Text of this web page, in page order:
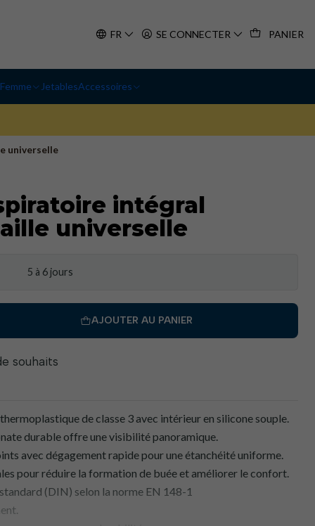
FR SE CONNECTER PANIER
Femme JetablesAccessoires
universelle
intégral
universelle
5 à 6 jours
AJOUTER AU PANIER
souhaits
de classe 3 avec intérieur en silicone souple.
durable offre une visibilité panoramique.
avec dégagement rapide pour une étanchéité uniforme.
pour réduire la formation de buée et améliorer le confort.
(DIN) selon la norme EN 148-1